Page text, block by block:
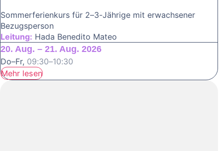
Sommerferienkurs für 2–3-Jährige mit erwachsener
Bezugsperson
Leitung: Hada Benedito Mateo
20. Aug. – 21. Aug. 2026
Do–Fr, 09:30–10:30
Mehr lesen